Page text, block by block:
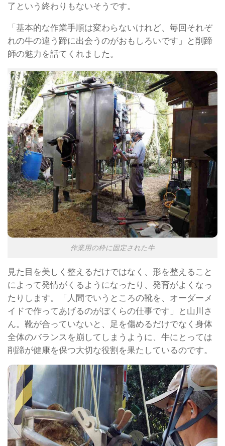
了という終わりもないそうです。
「基本的な作業手順は変わらないけれど、毎回それぞ
れの牛の違う蹄に出会うのがおもしろいです」と削蹄
師の魅力を話てくれました。
作業用の枠に固定された牛
見た目を美しく整えるだけではなく、形を整えること
によって発情がくるようになったり、発育がよくなっ
たりします。「人間でいうところの靴を、オーダーメ
イドで作ってあげるのがぼくらの仕事です」と山川さ
ん。靴が合っていないと、足を傷めるだけでなく身体
全体のバランスを崩してしまうように、牛にとっては
削蹄が健康を保つ大切な役割を果たしているのです。